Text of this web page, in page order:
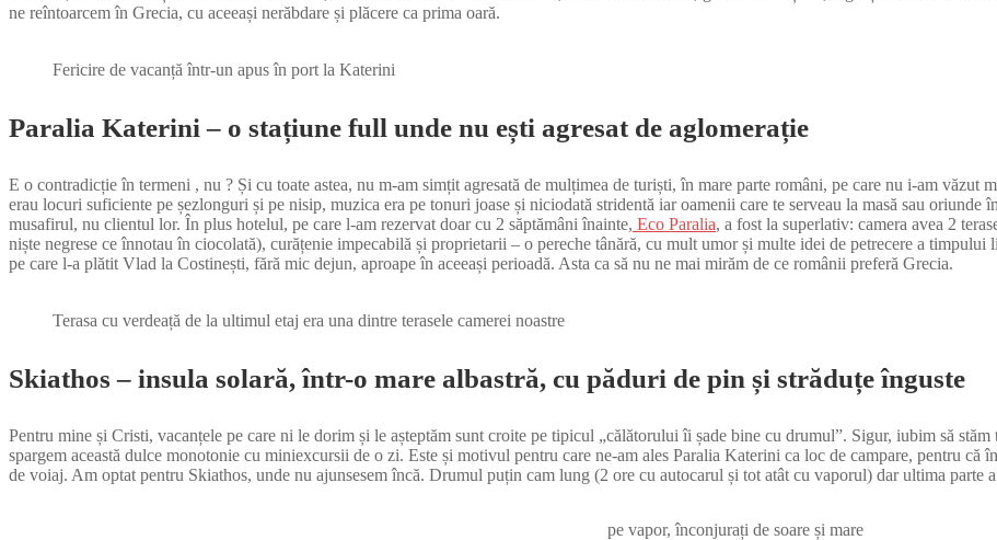
ne reîntoarcem în Grecia, cu aceeași nerăbdare și plăcere ca prima oară.
Fericire de vacanță într-un apus în port la Katerini
Paralia Katerini – o stațiune full unde nu ești agresat de aglomerație
E o contradicție în termeni , nu ? Și cu toate astea, nu m-am simțit agresată de mulțimea de turiști, în mare parte români, pe care nu i-am văzut
erau locuri suficiente pe șezlonguri și pe nisip, muzica era pe tonuri joase și niciodată stridentă iar oamenii care te serveau la masă sau oriunde
musafirul, nu clientul lor. În plus hotelul, pe care l-am rezervat doar cu 2 săptămâni înainte, Eco Paralia, a fost la superlativ: camera avea 2
niște negrese ce înnotau în ciocolată), curățenie impecabilă și proprietarii – o pereche tânără, cu mult umor și multe idei de petrecere a
pe care l-a plătit Vlad la Costinești, fără mic dejun, aproape în aceeași perioadă. Asta ca să nu ne mai mirăm de ce românii preferă Grecia.
Terasa cu verdeață de la ultimul etaj era una dintre terasele camerei noastre
Skiathos – insula solară, într-o mare albastră, cu păduri de pin și străduțe înguste
Pentru mine și Cristi, vacanțele pe care ni le dorim și le așteptăm sunt croite pe tipicul „călătorului îi șade bine cu drumul”. Sigur, iubim să
spargem această dulce monotonie cu miniexcursii de o zi. Este și motivul pentru care ne-am ales Paralia Katerini ca loc de campare, pentru că
de voiaj. Am optat pentru Skiathos, unde nu ajunsesem încă. Drumul puțin cam lung (2 ore cu autocarul și tot atât cu vaporul) dar ultima parte
pe vapor, înconjurați de soare și mare